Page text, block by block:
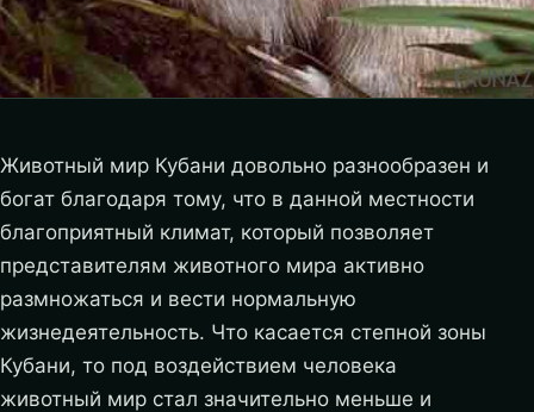
Животный мир Кубани довольно разнообразен и
богат благодаря тому, что в данной местности
благоприятный климат, который позволяет
представителям животного мира активно
размножаться и вести нормальную
жизнедеятельность. Что касается степной зоны
Кубани, то под воздействием человека
животный мир стал значительно меньше и